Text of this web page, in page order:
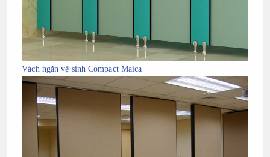
Vách ngăn vệ sinh Compact Maica